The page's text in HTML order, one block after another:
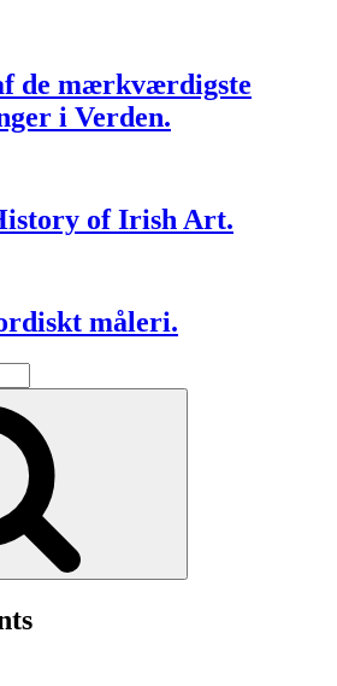
de mærkværdigste
i Verden.
of Irish Art.
måleri.